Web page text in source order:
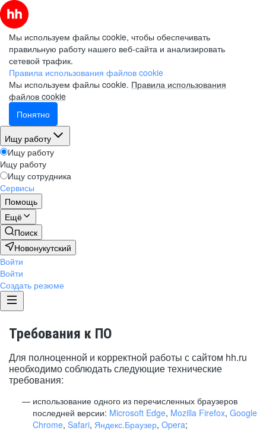
Мы используем файлы cookie, чтобы обеспечивать
правильную работу нашего веб-сайта и анализировать
сетевой трафик.
Правила использования файлов cookie
Мы используем файлы cookie. Правила использования
файлов cookie
Понятно
Ищу работу
Ищу работу
Ищу работу
Ищу сотрудника
Сервисы
Помощь
Ещё
Поиск
Новонукутский
Войти
Войти
Создать резюме
Требования к ПО
Для полноценной и корректной работы с сайтом hh.ru
необходимо соблюдать следующие технические
требования:
использование одного из перечисленных браузеров
последней версии: Microsoft Edge, Mozilla Firefox, Google
Chrome, Safari, Яндекс.Браузер, Opera;